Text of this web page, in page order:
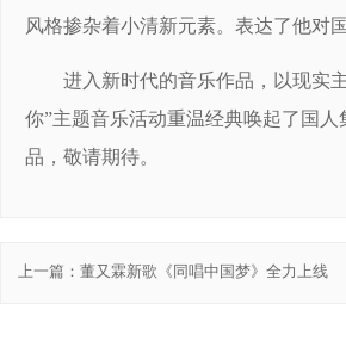
风格掺杂着小清新元素。表达了他对
进入新时代的音乐作品，以现实
你”主题音乐活动重温经典唤起了国
品，敬请期待。
上一篇： 董又霖新歌《同唱中国梦》全力上线